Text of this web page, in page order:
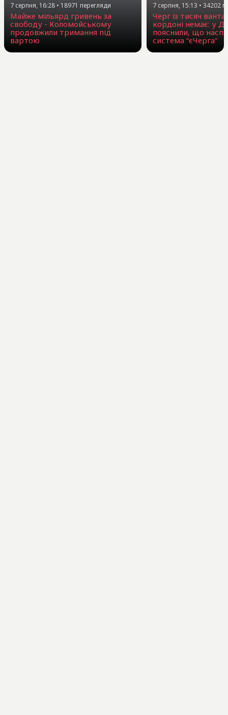
7 серпня, 16:28 • 18971 перегляди
Майже мільярд гривень за
свободу - Коломойському
продовжили тримання під
вартою
7 серпня, 15:13 • 34202
Черг із тисяч
кордоні немає: у
пояснили, що
система “єЧерга”